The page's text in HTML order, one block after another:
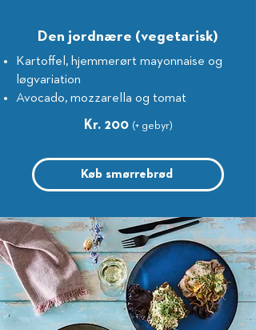
Den jordnære (vegetarisk)
Kartoffel, hjemmerørt mayonnaise og
løgvariation
Avocado, mozzarella og tomat
Kr. 200 (+ gebyr)
Køb smørrebrød